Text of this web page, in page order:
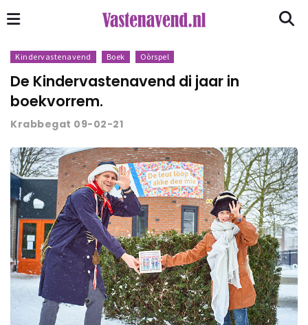
Kindervastenavend Boek Oòrspel
De Kindervastenavend di jaar in
boekvorrem.
Krabbegat 09-02-21